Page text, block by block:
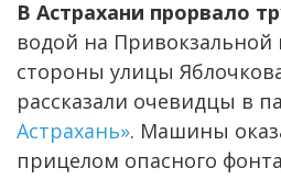
В Астрахани прорвало
водой на
стороны улицы
рассказали очевидцы в
Астрахань». Машины
прицелом опасного